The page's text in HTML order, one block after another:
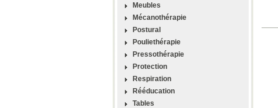
Meubles
Mécanothérapie
Postural
Pouliethérapie
Pressothérapie
Protection
Respiration
Rééducation
Tables